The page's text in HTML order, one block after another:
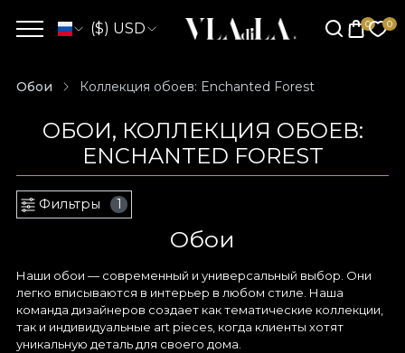
($) USD
Обои Коллекция обоев: Enchanted Forest
ОБОИ, КОЛЛЕКЦИЯ ОБОЕВ:
ENCHANTED FOREST
Фильтры 1
Обои
Наши обои — современный и универсальный выбор. Они
легко вписываются в интерьер в любом стиле. Наша
команда дизайнеров создает как тематические коллекции,
так и индивидуальные art pieces, когда клиенты хотят
уникальную деталь для своего дома.